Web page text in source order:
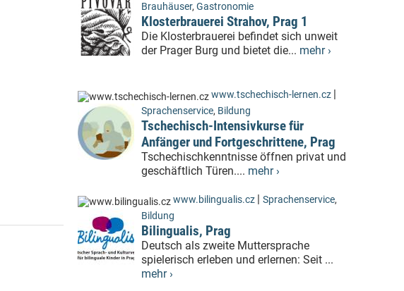
Brauhäuser, Gastronomie
Klosterbrauerei Strahov, Prag 1
Die Klosterbrauerei befindet sich unweit
der Prager Burg und bietet die... mehr ›
www.tschechisch-lernen.cz |
Sprachenservice, Bildung
Tschechisch-Intensivkurse für
Anfänger und Fortgeschrittene, Prag
Tschechischkenntnisse öffnen privat und
geschäftlich Türen.... mehr ›
www.bilingualis.cz | Sprachenservice,
Bildung
Bilingualis, Prag
Deutsch als zweite Muttersprache
spielerisch erleben und erlernen: Seit ...
mehr ›